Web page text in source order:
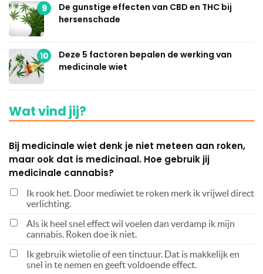
9
De gunstige effecten van CBD en THC bij
hersenschade
10
Deze 5 factoren bepalen de werking van
medicinale wiet
Wat vind jij?
Bij medicinale wiet denk je niet meteen aan roken,
maar ook dat is medicinaal. Hoe gebruik jij
medicinale cannabis?
Ik rook het. Door mediwiet te roken merk ik vrijwel direct
verlichting.
Als ik heel snel effect wil voelen dan verdamp ik mijn
cannabis. Roken doe ik niet.
Ik gebruik wietolie of een tinctuur. Dat is makkelijk en
snel in te nemen en geeft voldoende effect.